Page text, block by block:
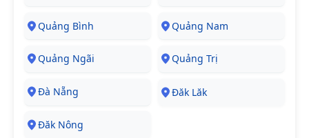
Quảng Bình Quảng Nam
Quảng Ngãi Quảng Trị
Đà Nẵng Đăk Lăk
Đăk Nông